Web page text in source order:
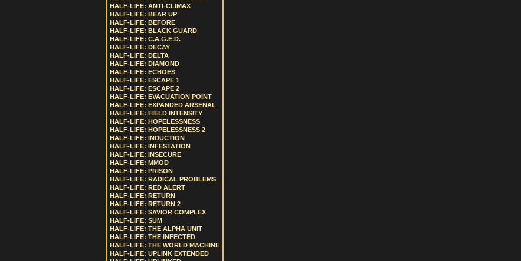
HALF-LIFE: ANTI-CLIMAX
HALF-LIFE: BEAR UP
HALF-LIFE: BEFORE
HALF-LIFE: BLACK GUARD
HALF-LIFE: C.A.G.E.D.
HALF-LIFE: DECAY
HALF-LIFE: DELTA
HALF-LIFE: DIAMOND
HALF-LIFE: ECHOES
HALF-LIFE: ESCAPE 1
HALF-LIFE: ESCAPE 2
HALF-LIFE: EVACUATION POINT
HALF-LIFE: EXPANDED ARSENAL
HALF-LIFE: FIELD INTENSITY
HALF-LIFE: HOPELESSNESS
HALF-LIFE: HOPELESSNESS 2
HALF-LIFE: INDUCTION
HALF-LIFE: INFESTATION
HALF-LIFE: INSECURE
HALF-LIFE: MMOD
HALF-LIFE: PRISON
HALF-LIFE: RADICAL PROBLEMS
HALF-LIFE: RED ALERT
HALF-LIFE: RETURN
HALF-LIFE: RETURN 2
HALF-LIFE: SAVIOR COMPLEX
HALF-LIFE: SUM
HALF-LIFE: THE ALPHA UNIT
HALF-LIFE: THE INFECTED
HALF-LIFE: THE WORLD MACHINE
HALF-LIFE: UPLINK EXTENDED